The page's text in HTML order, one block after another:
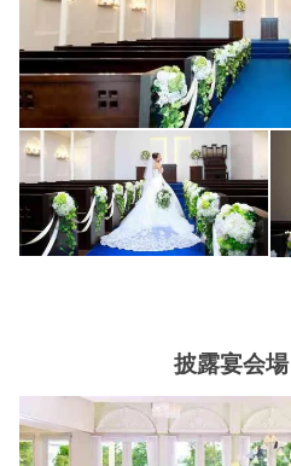
披露宴会場